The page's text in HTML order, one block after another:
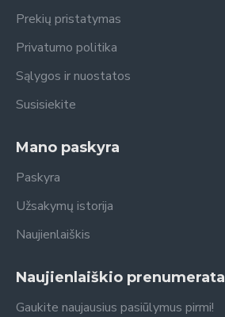
Prekių pristatymas
Privatumo politika
Sąlygos ir nuostatos
Susisiekite
Mano paskyra
Paskyra
Užsakymų istorija
Naujienlaiškis
Naujienlaiškio prenumerata
Gaukite naujausius pasiūlymus pirmi!